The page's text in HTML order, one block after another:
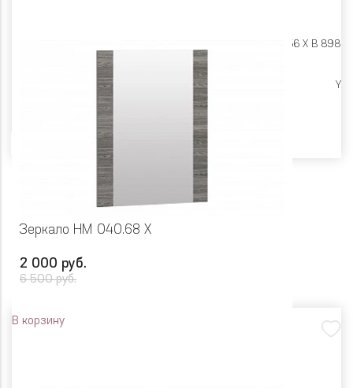
Ш 550 X Г 156 X В 898
Y
Зеркало НМ 040.68 Х
2 000 руб.
6 500 руб.
В корзину